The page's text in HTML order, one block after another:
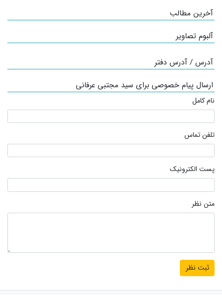
آخرین مطالب
آلبوم تصاویر
آدرس / آدرس دفتر
ارسال پیام خصوصی برای سید مجتبی عرفانی
نام کامل
تلفن تماس
پست الکترونیک
متن نظر